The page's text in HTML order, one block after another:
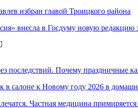
избран главой Троицкого района
внесла в Госдуму новую редакцию
последствий. Почему праздничные
в салоне к Новому году 2026 в
Частная медицина